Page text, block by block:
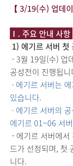
【 3/19(수) 업데
Ⅰ. 주요 안내 사항
1) 에기르 서버 첫
- 3월 19일(수) 업
공성전이 진행됩니
· 에기르 서버는
있습니다.
· 에기르 서버의
에기르 01~06 서
- 에기르 서버에
드가 선정되며, 첫
니다.